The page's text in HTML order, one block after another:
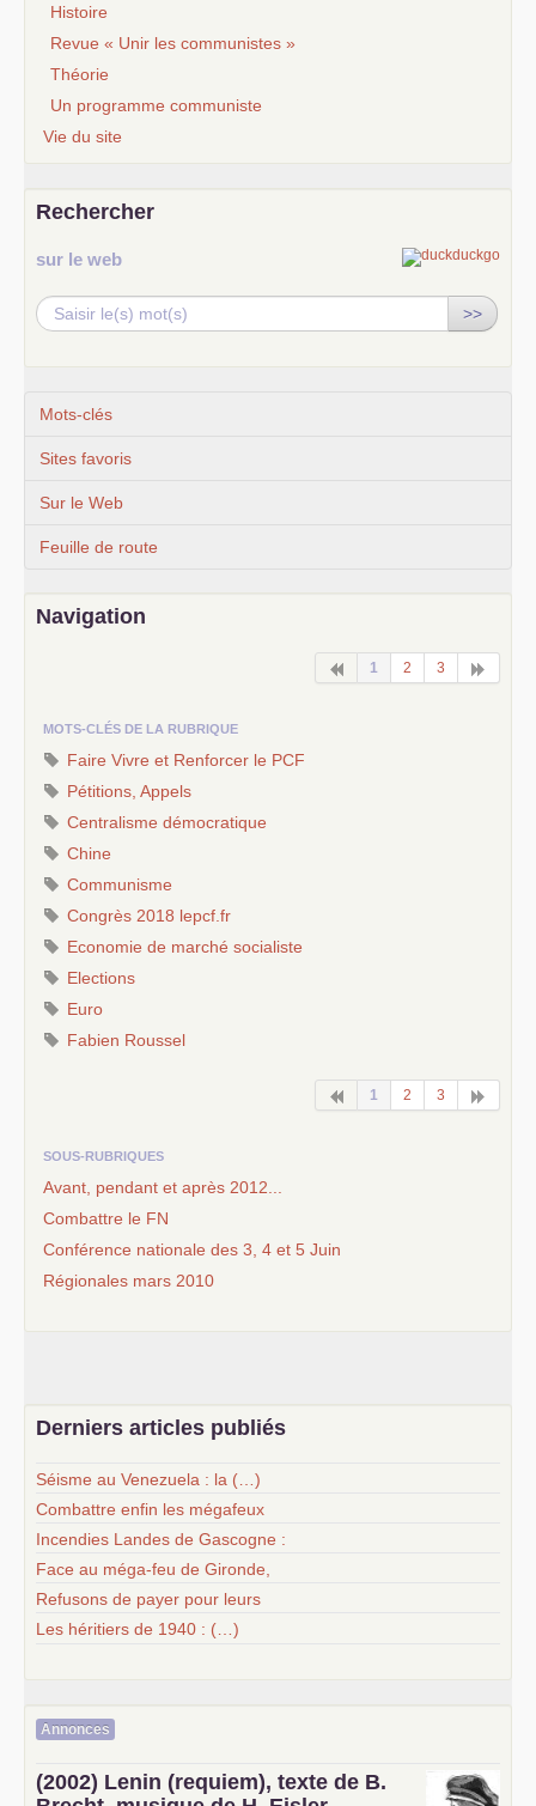
Histoire
Revue « Unir les communistes »
Théorie
Un programme communiste
Vie du site
Rechercher
sur le web
>>
Mots-clés
Sites favoris
Sur le Web
Feuille de route
Navigation
1 2 3
MOTS-CLÉS DE LA RUBRIQUE
Faire Vivre et Renforcer le PCF
Pétitions, Appels
Centralisme démocratique
Chine
Communisme
Congrès 2018 lepcf.fr
Economie de marché socialiste
Elections
Euro
Fabien Roussel
1 2 3
SOUS-RUBRIQUES
Avant, pendant et après 2012...
Combattre le FN
Conférence nationale des 3, 4 et 5 Juin
Régionales mars 2010
Derniers articles publiés
Séisme au Venezuela : la (…)
Combattre enfin les mégafeux
Incendies Landes de Gascogne :
Face au méga-feu de Gironde,
Refusons de payer pour leurs
Les héritiers de 1940 : (…)
Annonces
(2002) Lenin (requiem), texte de B.